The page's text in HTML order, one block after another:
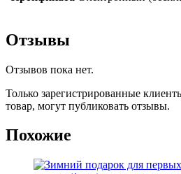
Отзывы
Отзывов пока нет.
Только зарегистрированные
товар, могут публиковать отзывы.
Похожие